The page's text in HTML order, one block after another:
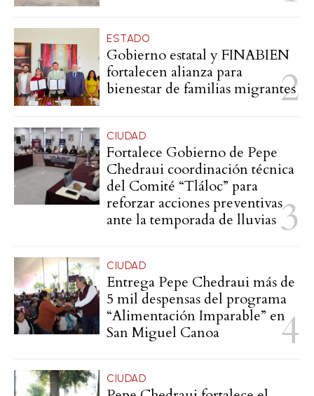
ESTADO
Gobierno estatal y FINABIEN
fortalecen alianza para
bienestar de familias migrantes
CIUDAD
Fortalece Gobierno de Pepe
Chedraui coordinación técnica
del Comité “Tláloc” para
reforzar acciones preventivas
ante la temporada de lluvias
CIUDAD
Entrega Pepe Chedraui más de
5 mil despensas del programa
“Alimentación Imparable” en
San Miguel Canoa
CIUDAD